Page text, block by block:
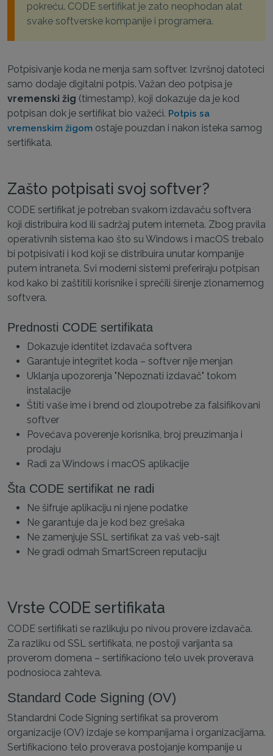
pokreću. CODE sertifikat je zato neophodan alat
svake softverske kompanije i programera.
Potpisivanje koda ne menja sam softver. Izvršnoj datoteci
samo dodaje digitalni potpis. Važan deo potpisa je
vremenski žig (timestamp), koji dokazuje da je kod
potpisan dok je sertifikat bio važeći. Potpis sa
vremenskim žigom ostaje pouzdan i nakon isteka samog
sertifikata.
Zašto potpisati svoj softver?
CODE sertifikat je potreban svakom izdavaču softvera
koji distribuira kod ili sadržaj putem interneta. Zbog pravila
operativnih sistema kao što su Windows i macOS trebalo
bi potpisivati i kod koji se distribuira unutar kompanije
putem intraneta. Svi moderni sistemi preferiraju potpisan
kod kako bi zaštitili korisnike i sprečili širenje zlonamernog
softvera.
Prednosti CODE sertifikata
Dokazuje identitet izdavača softvera
Garantuje integritet koda – softver nije menjan
Uklanja upozorenja "Nepoznati izdavač" tokom
instalacije
Štiti vaše ime i brend od zloupotrebe za falsifikovani
softver
Povećava poverenje korisnika, broj preuzimanja i
prodaju
Radi za Windows i macOS aplikacije
Šta CODE sertifikat ne radi
Ne šifruje aplikaciju ni njene podatke
Ne garantuje da je kod bez grešaka
Ne zamenjuje SSL sertifikat za vaš veb-sajt
Ne gradi odmah SmartScreen reputaciju
Vrste CODE sertifikata
CODE sertifikati se razlikuju po nivou provere izdavača.
Za razliku od SSL sertifikata, ne postoji varijanta sa
proverom domena – sertifikaciono telo uvek proverava
podnosioca zahteva.
Standard Code Signing (OV)
Standardni Code Signing sertifikat sa proverom
organizacije (OV) izdaje se kompanijama i organizacijama.
Sertifikaciono telo proverava postojanje kompanije u